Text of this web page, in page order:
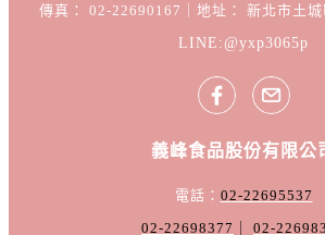
傳真： 02-22690167｜地址： 新北市土
LINE:@yxp3065p
義峰食品股份有限公
電話： 02-22695537
02-22698377
02-